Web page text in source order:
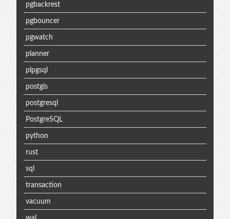
pgbackrest
pgbouncer
pgwatch
planner
plpgsql
postgis
postgresql
PostgreSQL
python
rust
sql
transaction
vacuum